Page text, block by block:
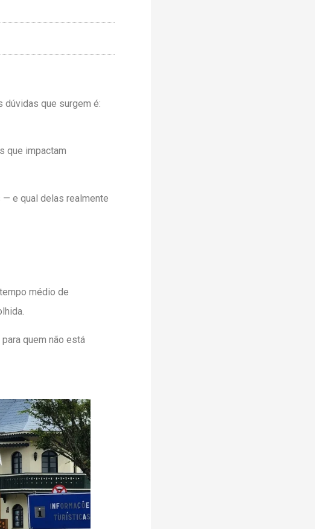
dúvidas que surgem é:
que impactam
e qual delas realmente
médio de
quem não está